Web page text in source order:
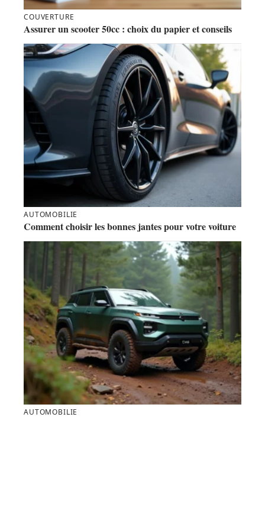
COUVERTURE
Assurer un scooter 50cc : choix du papier et conseils
AUTOMOBILIE
Comment choisir les bonnes jantes pour votre voiture
AUTOMOBILIE